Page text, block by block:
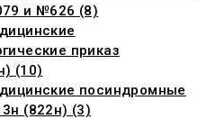
и №626 (8)
приказ
(10)
посиндромные
(822н) (3)